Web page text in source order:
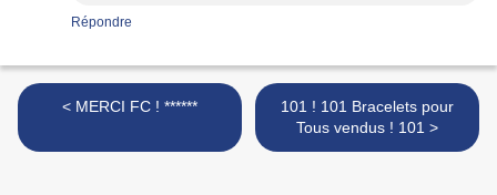
Répondre
< MERCI FC ! ******
101 ! 101 Bracelets pour
Tous vendus ! 101 >